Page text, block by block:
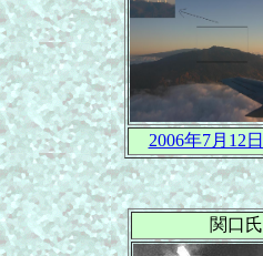
2006年7月12日
関口氏